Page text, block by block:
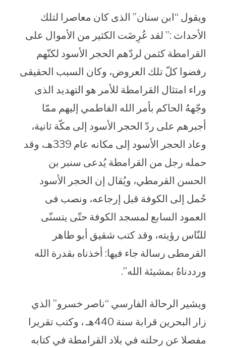
ويقول “ابن سنان” الذى كان معاصرا لتلك
الأحداث :” لقد عُرِضَت الكثير من الأموال على
القرامطة كثمن لردّهم الحجر الأسود لكنّهم
رفضوا كلّ تلك العروض، وكان السبب الحقيقى
وراء امتثال القرامطة للأمر هو التهديد الذى
وجّههُ الحاكم بأمر الله الفاطمي إليهم ممّا
أجبرهم على ردّ الحجر الأسود إلى مكّة ثانية،
وعاد الحجر الأسود إلى مكانه عام 339هـ، وقد
حمله رجل من القرامطة يُدعى سنبر بن
الحسن القرمطي، ويُقال إن الحجر الأسود
حُمل إلى الكوفة قبل إرجاعه، ونصب فى
العمود السابع لمسجد الكوفة حتّى يتسنّى
للنّاس رؤيته، وقد كتب شقيق أبو طاهر
القرمطى رسالة جاء فيها: أخذناه بقدرة الله
ورددناهُ بمشيئة الله”.
ويشير الرحالة الفارسي “ناصر خسرو” الذي
زار البحرين قرابة سنة 440هـ ، وكتب تقريرا
مفصلا عن رحلته في بلاد القرامطة في كتابه